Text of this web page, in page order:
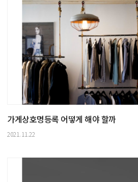
가게상호명등록 어떻게 해야 할까
2021.11.22